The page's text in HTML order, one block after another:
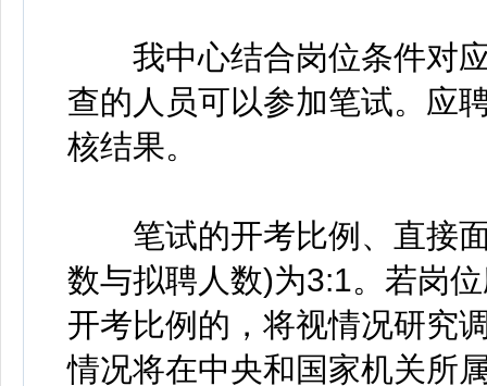
我中心结合岗位条件对应
查的人员可以参加笔试。应
核结果。
笔试的开考比例、直接面
数与拟聘人数)为3:1。若岗
开考比例的，将视情况研究
情况将在中央和国家机关所